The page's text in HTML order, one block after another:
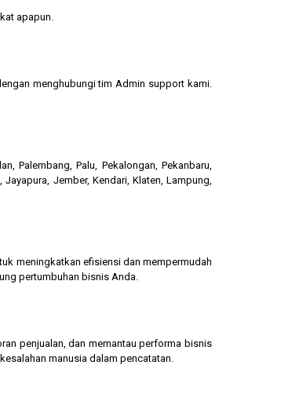
apapun.
menghubungi tim Admin support kami.
Palembang, Palu, Pekalongan, Pekanbaru,
Jember, Kendari, Klaten, Lampung,
meningkatkan efisiensi dan mempermudah
pertumbuhan bisnis Anda.
penjualan, dan memantau performa bisnis
manusia dalam pencatatan.